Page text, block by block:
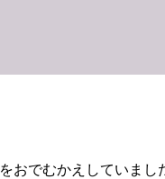
おでむかえしていまし